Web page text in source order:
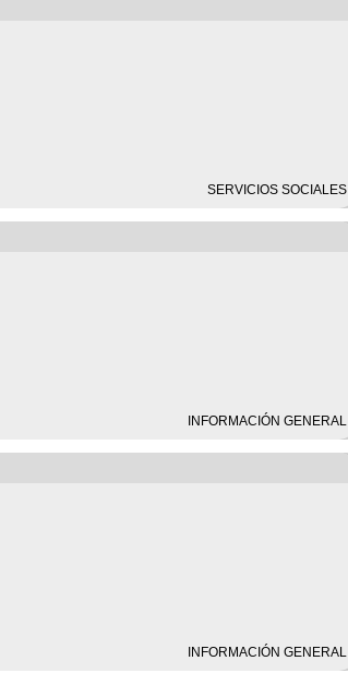
SERVICIOS SOCIALES
INFORMACIÓN GENERAL
INFORMACIÓN GENERAL